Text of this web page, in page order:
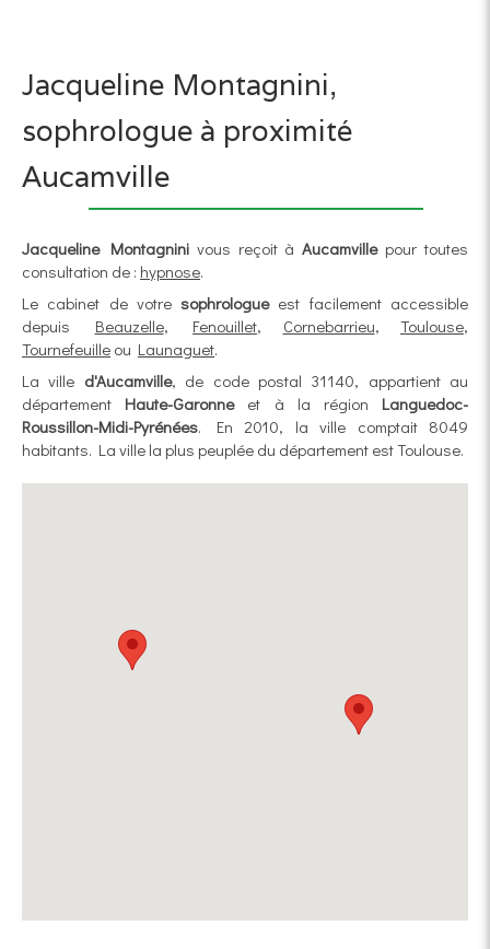
Jacqueline Montagnini,
sophrologue à proximité
Aucamville
Jacqueline Montagninivous reçoit àAucamvillepour toutes
consultation de : hypnose.
Le cabinet de votresophrologueest facilement accessible
depuis Beauzelle, Fenouillet, Cornebarrieu, Toulouse,
Tournefeuille ou Launaguet.
La ville d'Aucamville, de code postal 31140, appartient au
département Haute-Garonneet à la région Languedoc-
Roussillon-Midi-Pyrénées. En 2010, la ville comptait 8049
habitants. La ville la plus peuplée du département est Toulouse.